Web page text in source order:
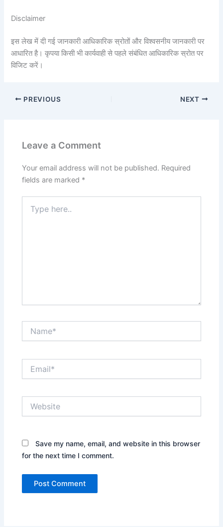
Disclaimer
इस लेख में दी गई जानकारी आधिकारिक स्रोतों और विश्वसनीय जानकारी पर
आधारित है। कृपया किसी भी कार्यवाही से पहले संबंधित आधिकारिक स्रोत पर
विजिट करें।
PREVIOUS NEXT
Leave a Comment
Your email address will not be published. Required
fields are marked *
here..
Save my name, email, and website in this browser
for the next time I comment.